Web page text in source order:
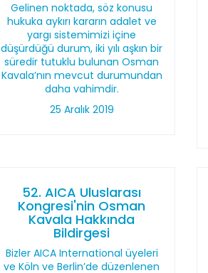
Gelinen noktada, söz konusu
hukuka aykırı kararın adalet ve
yargı sistemimizi içine
düşürdüğü durum, iki yılı aşkın bir
süredir tutuklu bulunan Osman
Kavala’nın mevcut durumundan
daha vahimdir.
25 Aralık 2019
52. AICA Uluslarası
Kongresi'nin Osman
Kavala Hakkında
Bildirgesi
Bizler AICA International üyeleri
ve Köln ve Berlin’de düzenlenen